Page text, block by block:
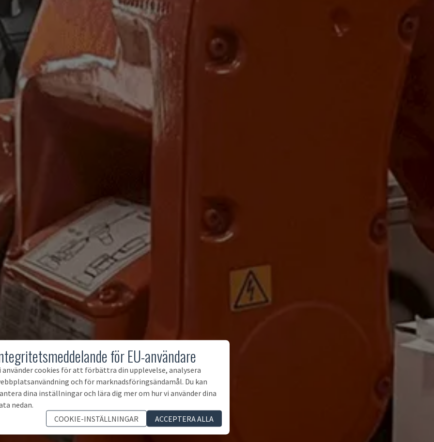
för EU-användare
använder cookies för att förbättra din upplevelse, analysera
och för marknadsföringsändamål. Du kan
dina inställningar och lära dig mer om hur vi använder dina
nedan.
COOKIE-INSTÄLLNINGAR
ACCEPTERA ALLA